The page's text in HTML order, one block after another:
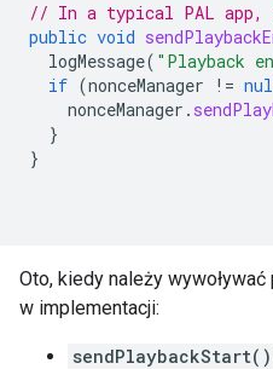
// In a typical PAL app,
public void
logMessage( "Playback
if (nonceManager !=
nonceManager .
}
}
Oto, kiedy należy
w implementacji:
sendPlaybackStart()